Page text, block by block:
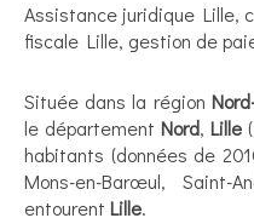
Assistance juridique Lille,
fiscale Lille, gestion de
Située dans la région
le département Nord, Lille
habitants (données de
Mons-en-Barœul, Saint-
entourent Lille.